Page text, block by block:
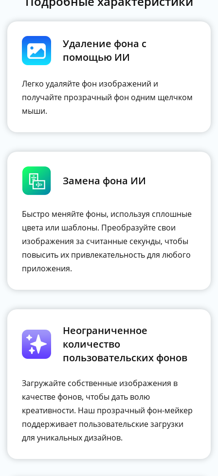
Удаление фона с
помощью ИИ
Легко удаляйте фон изображений и
получайте прозрачный фон одним щелчком
мыши.
Замена фона ИИ
Быстро меняйте фоны, используя сплошные
цвета или шаблоны. Преобразуйте свои
изображения за считанные секунды, чтобы
повысить их привлекательность для любого
приложения.
Неограниченное
количество
пользовательских фонов
Загружайте собственные изображения в
качестве фонов, чтобы дать волю
креативности. Наш прозрачный фон-мейкер
поддерживает пользовательские загрузки
для уникальных дизайнов.